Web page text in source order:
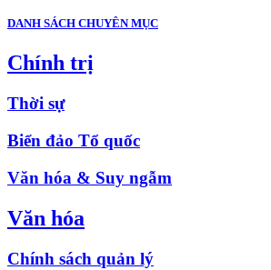
DANH SÁCH CHUYÊN MỤC
Chính trị
Thời sự
Biển đảo Tổ quốc
Văn hóa & Suy ngẫm
Văn hóa
Chính sách quản lý